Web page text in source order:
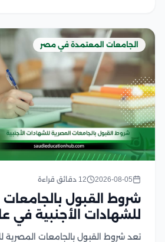
الجامعات المعتمدة في مصر
2026-08-05 12 دقائق قراءة
شروط القبول
للشهادات الأجنبية في عام
تعد شروط القبول بالجامعات المصرية